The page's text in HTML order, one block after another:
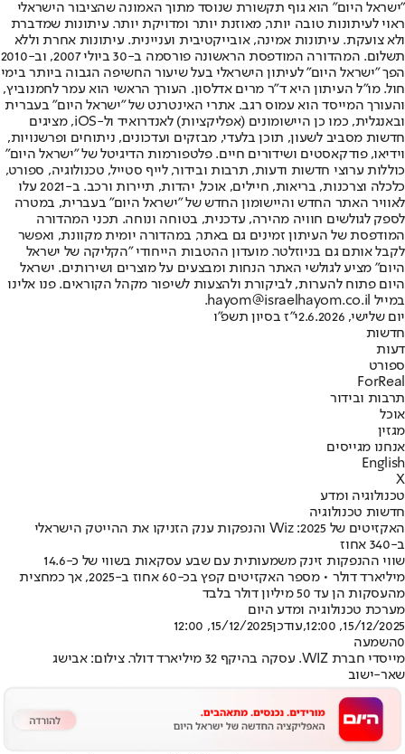
"ישראל היום" הוא גוף תקשורת שנוסד מתוך האמונה שהציבור הישראלי
ראוי לעיתונות טובה יותר, מאוזנת יותר ומדויקת יותר. עיתונות שמדברת
ולא צועקת. עיתונות אמינה, אובייקטיבית ועניינית. עיתונות אחרת וללא
תשלום. המהדורה המודפסת הראשונה פורסמה ב-30 ביולי 2007, וב-2010
הפך "ישראל היום" לעיתון הישראלי בעל שיעור החשיפה הגבוה ביותר בימי
חול. מו"ל העיתון היא ד"ר מרים אדלסון. העורך הראשי הוא עמר לחמנוביץ,
והעורך המייסד הוא עמוס רגב. אתרי האינטרנט של "ישראל היום" בעברית
ובאנגלית, כמו כן היישומונים (אפליקציות) לאנדרואיד ול-iOS, מציגים
חדשות מסביב לשעון, תוכן בלעדי, מבזקים ועדכונים, ניתוחים ופרשנויות,
וידיאו, פודקאסטים ושידורים חיים. פלטפורמות הדיגיטל של "ישראל היום"
כוללות ערוצי חדשות ודעות, תרבות ובידור, לייף סטייל, טכנולוגיה, ספורט,
כלכלה וצרכנות, בריאות, חיילים, אוכל, יהדות, תיירות ורכב. ב-2021 עלו
לאוויר האתר החדש והיישומון החדש של "ישראל היום" בעברית, במטרה
לספק לגולשים חוויה מהירה, עדכנית, בטוחה ונוחה. תכני המהדורה
המודפסת של העיתון זמינים גם באתר, במהדורה יומית מקוונת, ואפשר
לקבל אותם גם בניוזלטר. מועדון ההטבות הייחודי "הקליקה של ישראל
היום" מציע לגולשי האתר הנחות ומבצעים על מוצרים ושירותים. ישראל
היום פתוח להערות, לביקורת ולהצעות לשיפור מקהל הקוראים. פנו אלינו
במייל hayom@israelhayom.co.il.
יום שלישי, 2.6.2026
י"ז בסיון תשפ"ו
חדשות
דעות
ספורט
ForReal
תרבות ובידור
אוכל
מגזין
אנחנו מגייסים
English
X
טכנולוגיה ומדע
חדשות טכנולוגיה
האקזיטים של 2025: Wiz והנפקות ענק הזניקו את ההייטק הישראלי
ב-340 אחוז
שווי ההנפקות זינק משמעותית עם שבע עסקאות בשווי של כ-14.6
מיליארד דולר • מספר האקזיטים קפץ בכ-60 אחוז ב-2025, אך כמחצית
מהעסקות הן עד 50 מיליון דולר בלבד
מערכת טכנולוגיה ומדע היום
15/12/2025, 12:00
,עודכן15/12/2025, 12:00
0השמעה
מייסדי חברת WIZ. עסקה בהיקף 32 מיליארד דולר. צילום: אבישג
שאר-ישוב